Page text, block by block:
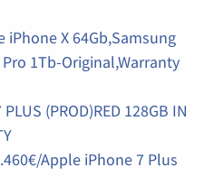
iPhone X 64Gb,Samsung
Pro 1Tb-Original,Warranty
(PROD)RED 128GB IN
Apple iPhone 7 Plus